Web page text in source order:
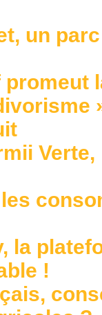
un
promeut
la
!